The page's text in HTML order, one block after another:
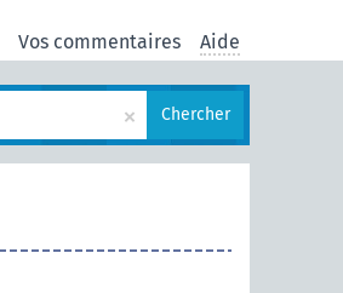
Vos commentaires Aide
× Chercher